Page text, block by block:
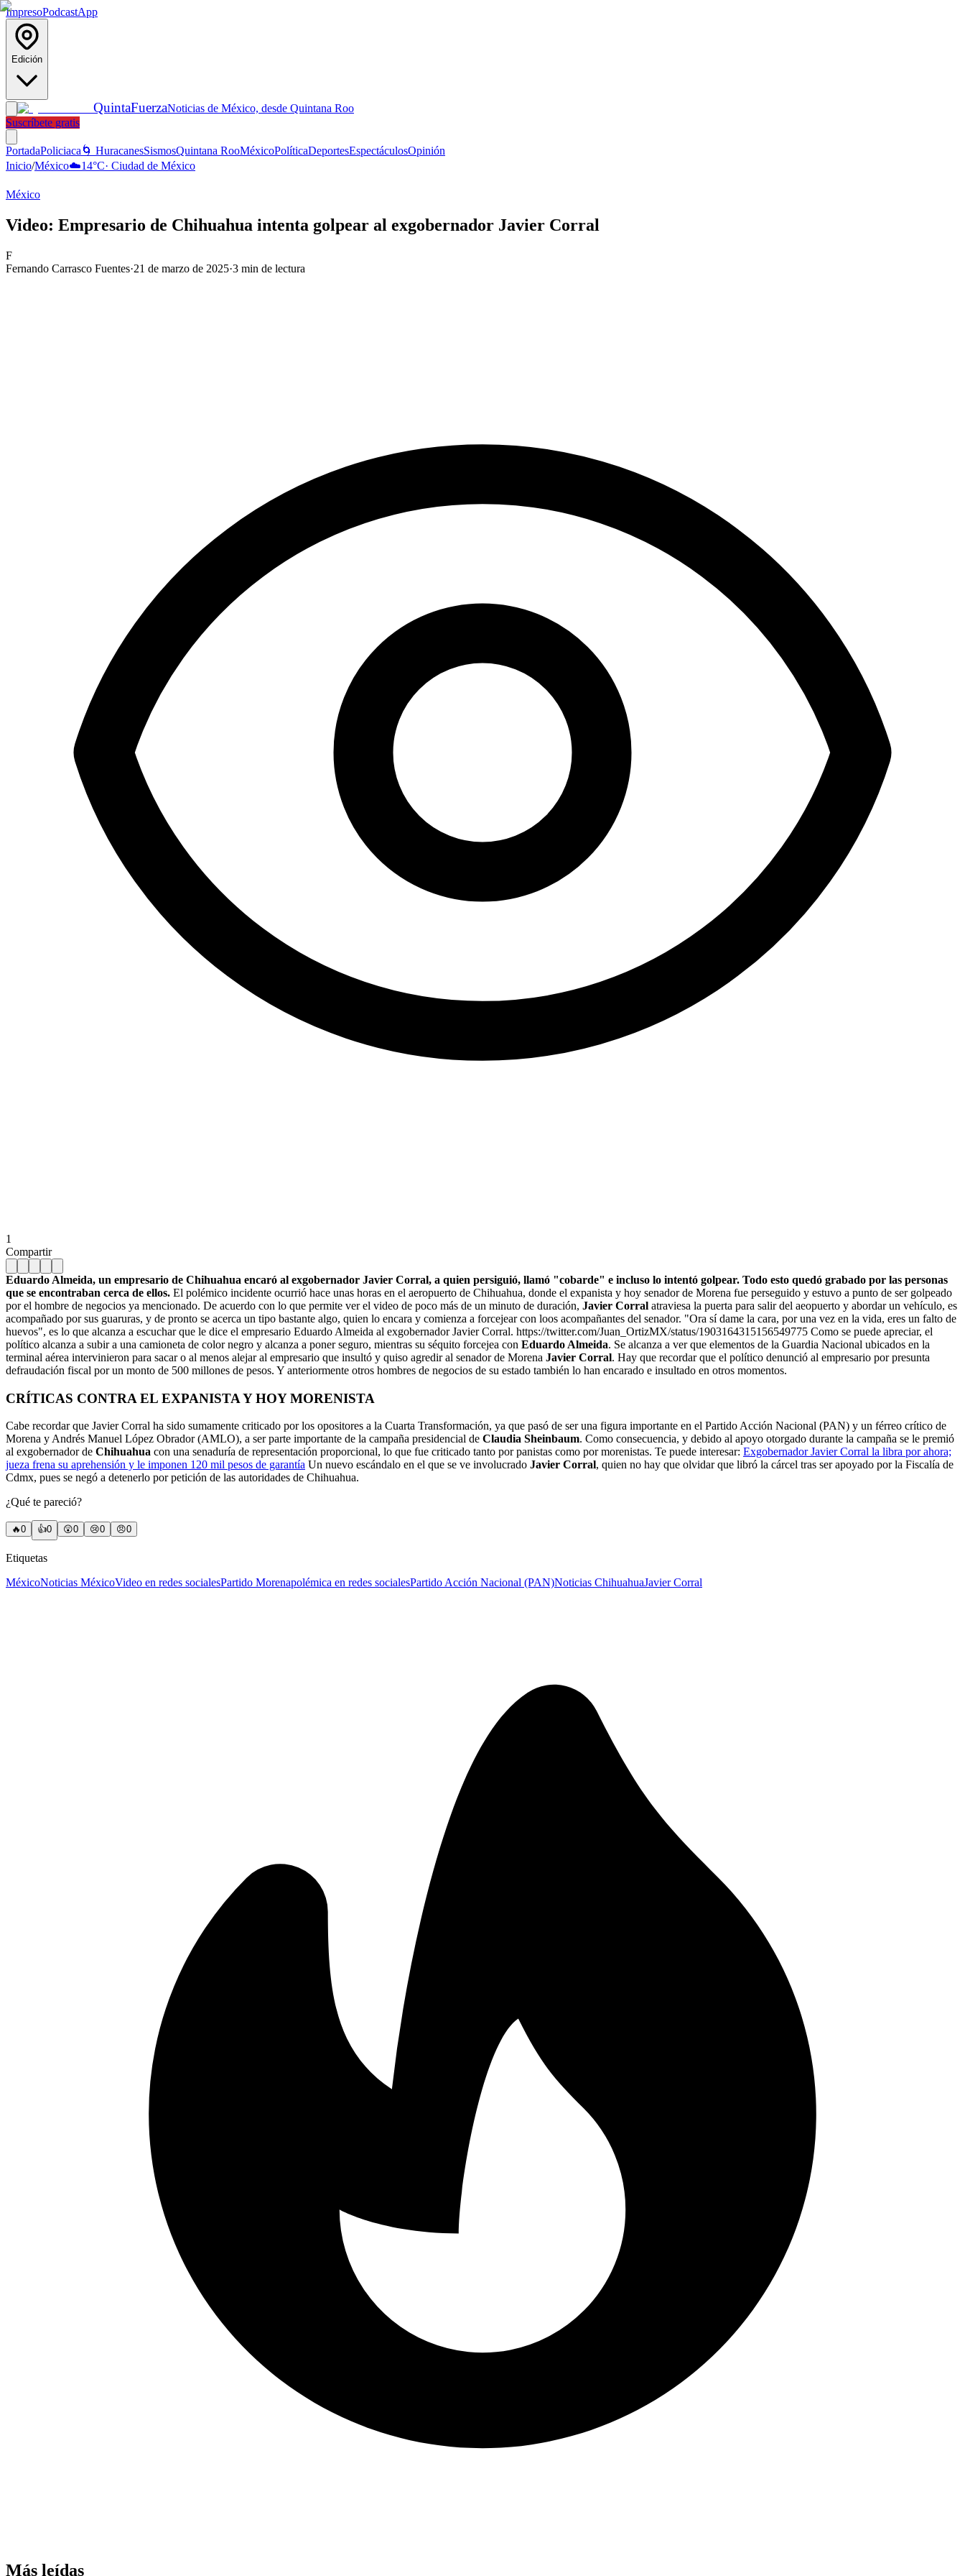
ImpresoPodcastApp
Edición
QuintaFuerzaNoticias de México, desde Quintana Roo
Suscríbete gratis
PortadaPoliciaca 🌀 HuracanesSismosQuintana RooMéxicoPolíticaDeportesEspectáculosOpinión
Inicio/México☁️14°C· Ciudad de México
México
Video: Empresario de Chihuahua intenta golpear al exgobernador Javier Corral
F
Fernando Carrasco Fuentes·21 de marzo de 2025·3 min de lectura
1
Compartir
Eduardo Almeida, un empresario de Chihuahua encaró al exgobernador Javier Corral, a quien persiguió, llamó "cobarde" e incluso lo intentó golpear. Todo esto quedó grabado por las personas
que se encontraban cerca de ellos. El polémico incidente ocurrió hace unas horas en el aeropuerto de Chihuahua, donde el expanista y hoy senador de Morena fue perseguido y estuvo a punto de ser golpeado
por el hombre de negocios ya mencionado. De acuerdo con lo que permite ver el video de poco más de un minuto de duración, Javier Corral atraviesa la puerta para salir del aeopuerto y abordar un vehículo, es
acompañado por sus guaruras, y de pronto se acerca un tipo bastante algo, quien lo encara y comienza a forcejear con loos acompañantes del senador. "Ora sí dame la cara, por una vez en la vida, eres un falto de
huevos", es lo que alcanza a escuchar que le dice el empresario Eduardo Almeida al exgobernador Javier Corral. https://twitter.com/Juan_OrtizMX/status/1903164315156549775 Como se puede apreciar, el
político alcanza a subir a una camioneta de color negro y alcanza a poner seguro, mientras su séquito forcejea con Eduardo Almeida. Se alcanza a ver que elementos de la Guardia Nacional ubicados en la
terminal aérea intervinieron para sacar o al menos alejar al empresario que insultó y quiso agredir al senador de Morena Javier Corral. Hay que recordar que el político denunció al empresario por presunta
defraudación fiscal por un monto de 500 millones de pesos. Y anteriormente otros hombres de negocios de su estado también lo han encarado e insultado en otros momentos.
CRÍTICAS CONTRA EL EXPANISTA Y HOY MORENISTA
Cabe recordar que Javier Corral ha sido sumamente criticado por los opositores a la Cuarta Transformación, ya que pasó de ser una figura importante en el Partido Acción Nacional (PAN) y un férreo crítico de
Morena y Andrés Manuel López Obrador (AMLO), a ser parte importante de la campaña presidencial de Claudia Sheinbaum. Como consecuencia, y debido al apoyo otorgado durante la campaña se le premió
al exgobernador de Chihuahua con una senaduría de representación proporcional, lo que fue criticado tanto por panistas como por morenistas. Te puede interesar: Exgobernador Javier Corral la libra por ahora;
jueza frena su aprehensión y le imponen 120 mil pesos de garantía Un nuevo escándalo en el que se ve involucrado Javier Corral, quien no hay que olvidar que libró la cárcel tras ser apoyado por la Fiscalía de
Cdmx, pues se negó a detenerlo por petición de las autoridades de Chihuahua.
¿Qué te pareció?
🔥0 👍0 😲0 😢0 😠0
Etiquetas
MéxicoNoticias MéxicoVideo en redes socialesPartido Morenapolémica en redes socialesPartido Acción Nacional (PAN)Noticias ChihuahuaJavier Corral
Más leídas